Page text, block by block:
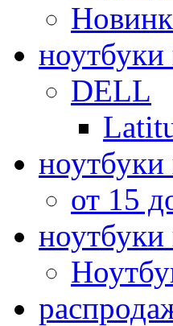
DELL
ноутбуки
от 15
ноутбуки